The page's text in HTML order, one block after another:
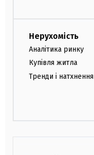
Нерухомість
Аналітика ринку
Купівля житла
Тренди і натхнення